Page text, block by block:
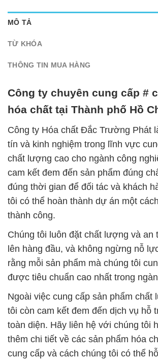
MÔ TẢ
TỪ KHÓA
THÔNG TIN MUA HÀNG
Công ty chuyên cung cấp #
hóa chất tại Thành phố Hồ
Công ty Hóa chất Đắc Trường Phát
tín và kinh nghiệm trong lĩnh vực
chất lượng cao cho ngành công
cam kết đem đến sản phẩm đúng
đúng thời gian để đối tác và khách
tôi có thể hoàn thành dự án một
thành công.
Chúng tôi luôn đặt chất lượng và an
lên hàng đầu, và không ngừng nỗ
rằng mỗi sản phẩm mà chúng tôi
được tiêu chuẩn cao nhất trong
Ngoài việc cung cấp sản phẩm chất
tôi còn cam kết đem đến dịch vụ hỗ
toàn diện. Hãy liên hệ với chúng tôi
thêm chi tiết về các sản phẩm hóa
cung cấp và cách chúng tôi có thể